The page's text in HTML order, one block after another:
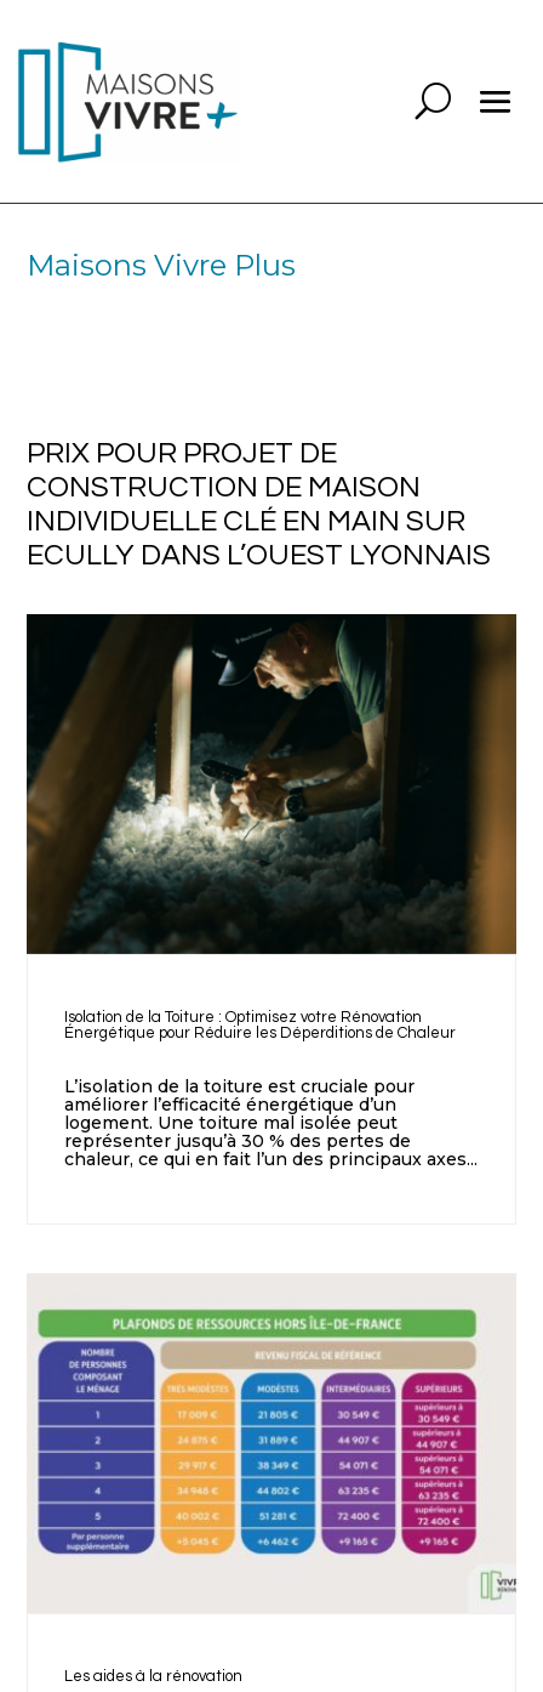
Maisons Vivre Plus
PRIX POUR PROJET DE
CONSTRUCTION DE MAISON
INDIVIDUELLE CLÉ EN MAIN SUR
ECULLY DANS L’OUEST LYONNAIS
Isolation de la Toiture : Optimisez votre Rénovation
Énergétique pour Réduire les Déperditions de Chaleur
L’isolation de la toiture est cruciale pour
améliorer l’efficacité énergétique d’un
logement. Une toiture mal isolée peut
représenter jusqu’à 30 % des pertes de
chaleur, ce qui en fait l’un des principaux axes...
Les aides à la rénovation